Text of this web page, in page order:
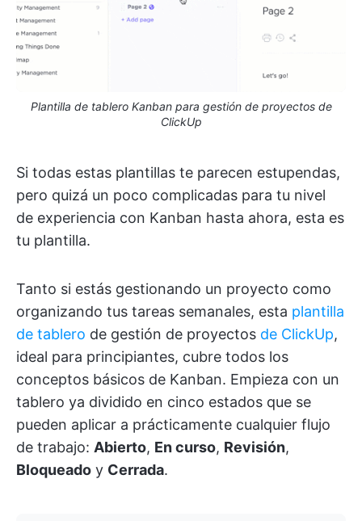
Plantilla de tablero Kanban para gestión de proyectos de
ClickUp
Si todas estas plantillas te parecen estupendas,
pero quizá un poco complicadas para tu nivel
de experiencia con Kanban hasta ahora, esta es
tu plantilla.
Tanto si estás gestionando un proyecto como
organizando tus tareas semanales, esta plantilla
de tablero de gestión de proyectos de ClickUp,
ideal para principiantes, cubre todos los
conceptos básicos de Kanban. Empieza con un
tablero ya dividido en cinco estados que se
pueden aplicar a prácticamente cualquier flujo
de trabajo: Abierto, En curso, Revisión,
Bloqueado y Cerrada.